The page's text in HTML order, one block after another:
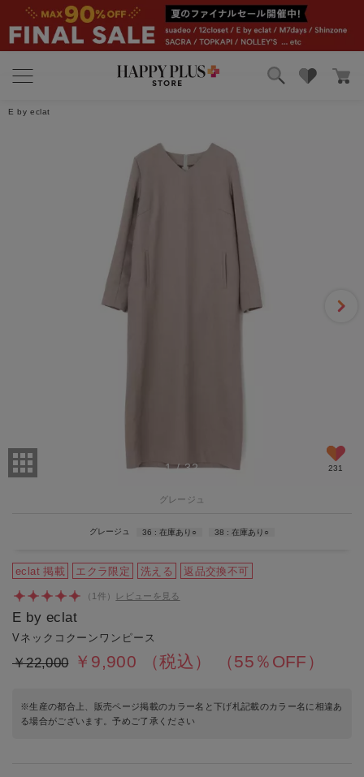
E by eclat
eclat 掲載 エクラ限定 洗える 返品交換不可
1/32 231
グレージュ
グレージュ 36 在庫あり ○ 38 在庫あり ○
（ 1 件） レビューを見る
5 1件
レビューを書く
｜身長:158cm ｜サイズ:36
きれいなシルエットです。軽くて着心地もよく、今のシーズンにぴ
1人のお客様がこのレビューが参考になったと回答しています
E by eclat
Vネックコクーンワンピース
￥22,000 ￥9,900 （税込） （55％OFF）
※生産の都合上、販売ページ掲載のカラー名と下げ札記載のカラー名に相違あ
る場合がございます。予めご了承ください